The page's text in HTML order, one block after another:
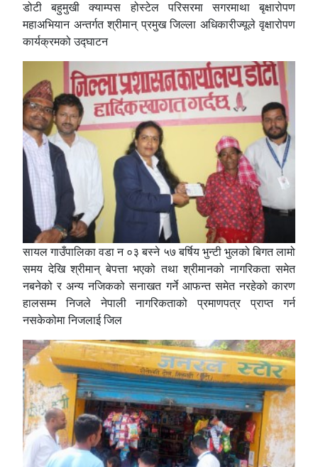
डोटी बहुमुखी क्याम्पस होस्टेल परिसरमा सगरमाथा बृक्षारोपण
महाअभियान अन्तर्गत श्रीमान् प्रमुख जिल्ला अधिकारीज्यूले वृक्षारोपण
कार्यक्रमको उद्घाटन
सायल गाउँपालिका वडा न ०३ बस्ने ५७ बर्षिय भुन्टी भुलको बिगत लामो
समय देखि श्रीमान् बेपत्ता भएको तथा श्रीमानको नागरिकता समेत
नबनेको र अन्य नजिकको सनाखत गर्ने आफन्त समेत नरहेको कारण
हालसम्म निजले नेपाली नागरिकताको प्रमाणपत्र प्राप्त गर्न
नसकेकोमा निजलाई जिल